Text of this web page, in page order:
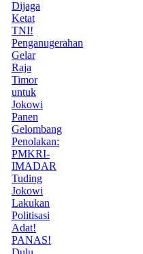
Dijaga
Ketat
TNI!
Penganugerahan
Gelar
Raja
Timor
untuk
Jokowi
Panen
Gelombang
Penolakan:
PMKRI-
IMADAR
Tuding
Jokowi
Lakukan
Politisasi
Adat!
PANAS!